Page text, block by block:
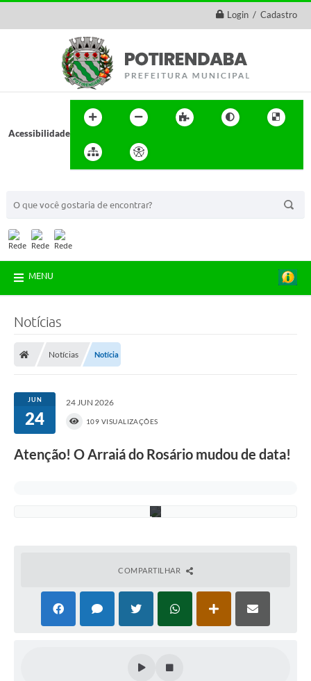
Login / Cadastro
Acessibilidade
MENU
Notícias
Notícias Notícia
JUN
24
24 JUN 2026
109 VISUALIZAÇÕES
Atenção! O Arraiá do Rosário mudou de data!
ê
COMPARTILHAR